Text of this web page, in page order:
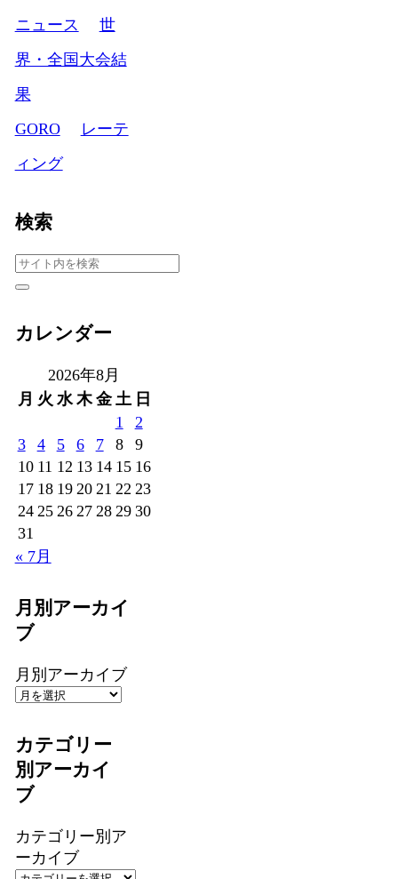
ニュース
世
界・全国大会結
果
GORO
レーテ
ィング
検索
カレンダー
2026年8月
月 火 水 木 金 土 日
1
2
3
4 5 6 7 8
9
10 11 12 13 14 15 16
17 18 19 20 21 22 23
24 25 26 27 28 29 30
31
« 7月
月別アーカイ
ブ
月別アーカイブ
カテゴリー
別アーカイ
ブ
カテゴリー別ア
ーカイブ